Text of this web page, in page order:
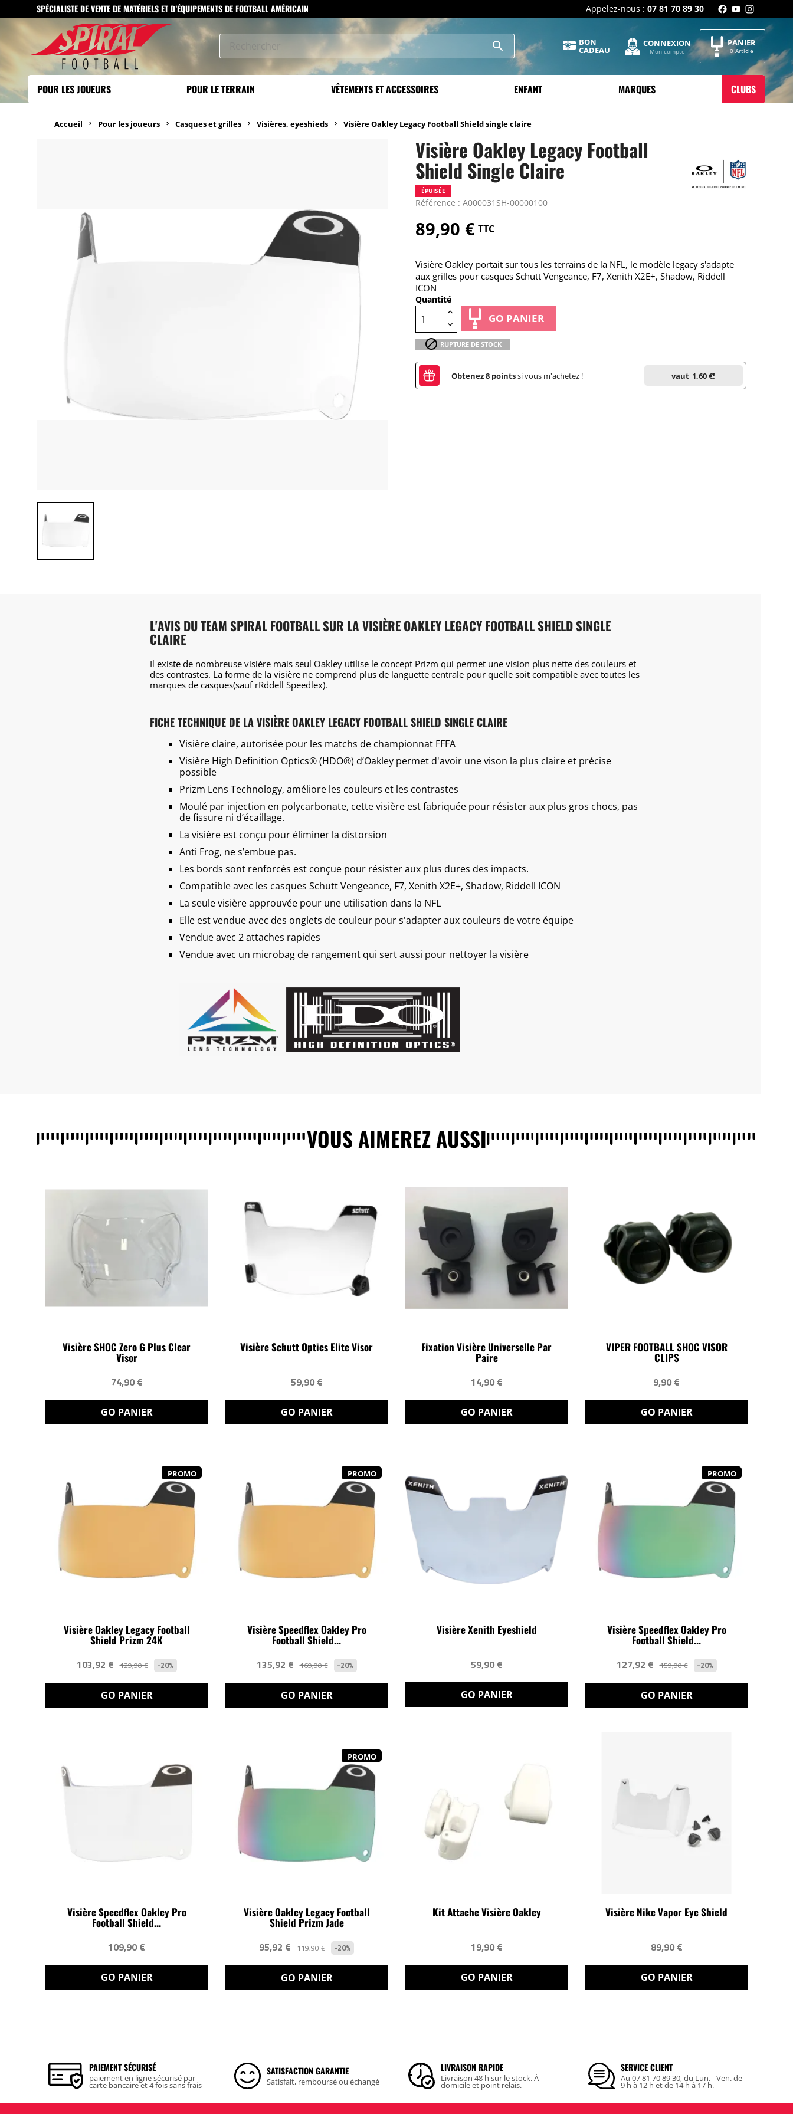
SPÉCIALISTE DE VENTE DE MATÉRIELS ET D’ÉQUIPEMENTS DE FOOTBALL AMÉRICAIN Appelez-nous : 07 81 70 89 30
search BON
CADEAU
CONNEXION
Mon compte
PANIER
0 Article
POUR LES JOUEURS POUR LE TERRAIN VÊTEMENTS ET ACCESSOIRES ENFANT MARQUES CLUBS
Accueil Pour les joueurs Casques et grilles Visières, eyeshieds Visière Oakley Legacy Football Shield single claire
Visière Oakley Legacy Football
Shield Single Claire
Référence : A000031SH-00000100
ÉPUISÉE
89,90 € TTC
Visière Oakley portait sur tous les terrains de la NFL, le modèle legacy s'adapte
aux grilles pour casques Schutt Vengeance, F7, Xenith X2E+, Shadow, Riddell
ICON
Quantité
GO PANIER
 RUPTURE DE STOCK
Obtenez8 pointssi vous m'achetez ! vaut 1,60 €!
L'AVIS DU TEAM SPIRAL FOOTBALL SUR LA VISIÈRE OAKLEY LEGACY FOOTBALL SHIELD SINGLE
CLAIRE
Il existe de nombreuse visière mais seul Oakley utilise le concept Prizm qui permet une vision plus nette des couleurs et
des contrastes. La forme de la visière ne comprend plus de languette centrale pour quelle soit compatible avec toutes les
marques de casques(sauf rRddell Speedlex).
FICHE TECHNIQUE DE LA VISIÈRE OAKLEY LEGACY FOOTBALL SHIELD SINGLE CLAIRE
Visière claire, autorisée pour les matchs de championnat FFFA
Visière High Definition Optics® (HDO®) d’Oakley permet d'avoir une vison la plus claire et précise
possible
Prizm Lens Technology, améliore les couleurs et les contrastes
Moulé par injection en polycarbonate, cette visière est fabriquée pour résister aux plus gros chocs, pas
de fissure ni d’écaillage.
La visière est conçu pour éliminer la distorsion
Anti Frog, ne s’embue pas.
Les bords sont renforcés est conçue pour résister aux plus dures des impacts.
Compatible avec les casques Schutt Vengeance, F7, Xenith X2E+, Shadow, Riddell ICON
La seule visière approuvée pour une utilisation dans la NFL
Elle est vendue avec des onglets de couleur pour s'adapter aux couleurs de votre équipe
Vendue avec 2 attaches rapides
Vendue avec un microbag de rangement qui sert aussi pour nettoyer la visière
VOUS AIMEREZ AUSSI
Visière SHOC Zero G Plus Clear
Visor
74,90 €
GO PANIER
Visière Schutt Optics Elite Visor
59,90 €
GO PANIER
Fixation Visière Universelle Par
Paire
14,90 €
GO PANIER
VIPER FOOTBALL SHOC VISOR
CLIPS
9,90 €
GO PANIER
PROMO
Visière Oakley Legacy Football
Shield Prizm 24K
103,92 € 129,90 € -20%
GO PANIER
PROMO
Visière Speedflex Oakley Pro
Football Shield...
135,92 € 169,90 € -20%
GO PANIER
Visière Xenith Eyeshield
59,90 €
GO PANIER
PROMO
Visière Speedflex Oakley Pro
Football Shield...
127,92 € 159,90 € -20%
GO PANIER
Visière Speedflex Oakley Pro
Football Shield...
109,90 €
GO PANIER
PROMO
Visière Oakley Legacy Football
Shield Prizm Jade
95,92 € 119,90 € -20%
GO PANIER
Kit Attache Visière Oakley
19,90 €
GO PANIER
Visière Nike Vapor Eye Shield
89,90 €
GO PANIER
PAIEMENT SÉCURISÉ
paiement en ligne sécurisé par
carte bancaire et 4 fois sans frais
SATISFACTION GARANTIE
Satisfait, remboursé ou échangé
LIVRAISON RAPIDE
Livraison 48 h sur le stock. À
domicile et point relais.
SERVICE CLIENT
Au 07 81 70 89 30, du Lun. - Ven. de
9 h à 12 h et de 14 h à 17 h.